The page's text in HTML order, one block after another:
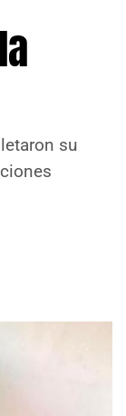
su